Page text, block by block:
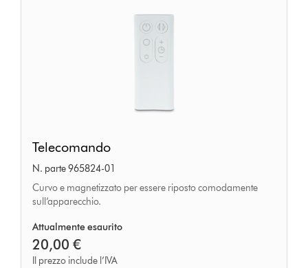
Telecomando
N. parte 965824-01
Curvo e magnetizzato per essere riposto comodamente
sull’apparecchio.
Attualmente esaurito
20,00 €
Il prezzo include l’IVA